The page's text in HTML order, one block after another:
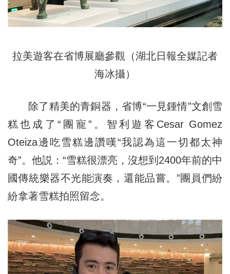
拉美遊客在省博展廳參觀（湖北日報全媒記者
海冰攝）
除了精美的青銅器，省博“一見鍾情”文創雪
糕也成了“團寵”。智利遊客Cesar Gomez
Oteiza邊吃雪糕邊讚嘆“我認為這一切都太神
奇”。他説：“雪糕很漂亮，沒想到2400年前的中
國傳統樂器不光能演奏，還能品嘗。”團員們紛
紛拿著雪糕拍照留念。